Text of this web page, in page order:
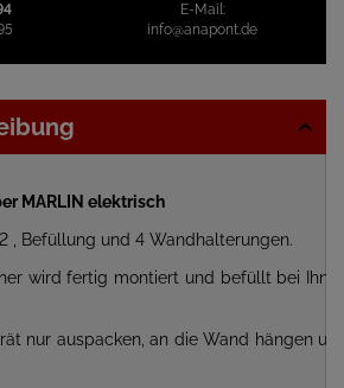
E-Mail:
info@anapont.de
MARLIN elektrisch
, Befüllung und 4 Wandhalterungen.
wird fertig montiert und befüllt bei
nur auspacken, an die Wand hängen